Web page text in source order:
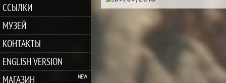
ССЫЛКИ
МУЗЕЙ
КОНТАКТЫ
ENGLISH VERSION
МАГАЗИН